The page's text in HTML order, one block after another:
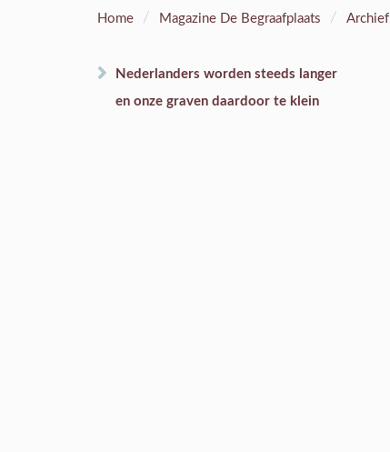
Home / Magazine De Begraafplaats / Archief
Nederlanders worden steeds langer
en onze graven daardoor te klein